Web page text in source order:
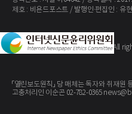
제호 : 비욘드포스트 / 발행인·편집인 : 유
Copyright ©The BeyondPost. All
「열린보도원칙」 당 매체는 독자와 취재
고충처리인 이순곤 02-782-0365